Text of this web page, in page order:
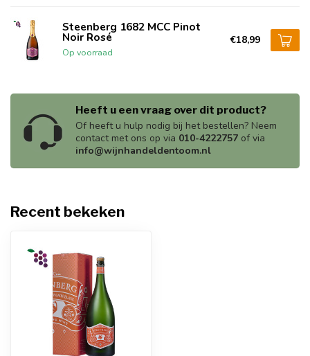
Steenberg 1682 MCC Pinot
Noir Rosé
Op voorraad
€18,99
Heeft u een vraag over dit product?
Of heeft u hulp nodig bij het bestellen? Neem
contact met ons op via 010-4222757 of via
info@wijnhandeldentoom.nl
Recent bekeken